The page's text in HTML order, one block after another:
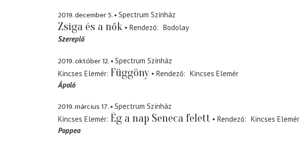
2019. december 5. Spectrum Színház
Zsiga és a nők Rendező
Bodolay
Szereplő
2019. október 12.
Spectrum Színház
Kincses Elemér Függöny Rendező
Kincses Elemér
Ápoló
2019. március 17.
Spectrum Színház
Kincses Elemér Ég a nap Seneca felett Rendező
Kincses Elemér
Poppea